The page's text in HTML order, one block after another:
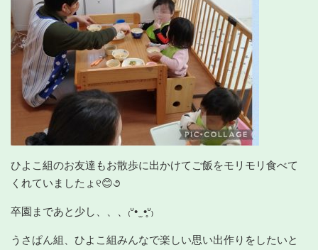
ひよこ組のお友達もお散歩に出かけてご飯をモリモリ食べて
くれていましたょ୧😊૭
卒園まであと少し、、、₍ᐡ• ̫ •̥ᐡ₎
うさぱん組、ひよこ組みんなで楽しい思い出作りをしたいと